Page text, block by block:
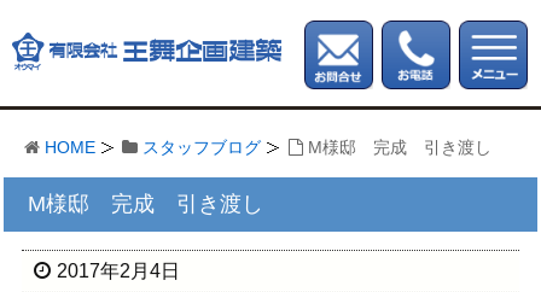
HOME スタッフブログ M様邸 完成 引き渡し
M様邸 完成 引き渡し
2017年2月4日